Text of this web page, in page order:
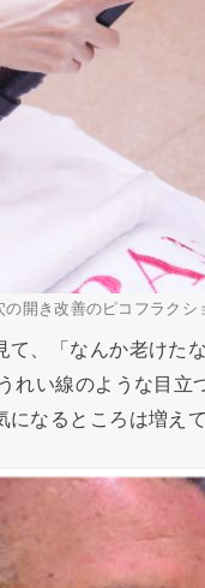
開き改善のピコフラクシ
、「なんか老けた
れい線のような目立
なるところは増えて